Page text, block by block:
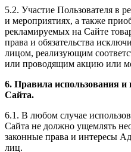
5.2. Участие Пользователя в
и мероприятиях, а также
рекламируемых на Сайте
права и обязательства
лицом, реализующим
или проводящим акцию или
6. Правила использования
Сайта.
6.1. В любом случае
Сайта не должно ущемлять
законные права и интересы
лиц.